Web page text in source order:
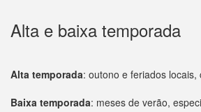
Alta e baixa temporada
Alta temporada: outono e feriados locais,
Baixa temporada: meses de verão,